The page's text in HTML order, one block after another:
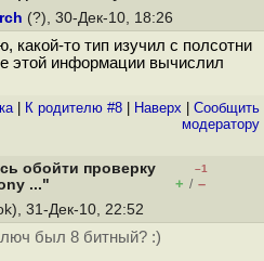
(?), 30-Дек-10, 18:26
какой-то тип изучил с полсотни
этой информации вычислил
| К родителю #8 Наверх
Cообщить
модератору
обойти проверку
..."
–1
+ / –
31-Дек-10, 22:52
был 8 битный? :)